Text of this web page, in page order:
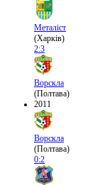
Металіст
(Харків)
2:3
Ворскла
(Полтава)
2011
Ворскла
(Полтава)
0:2